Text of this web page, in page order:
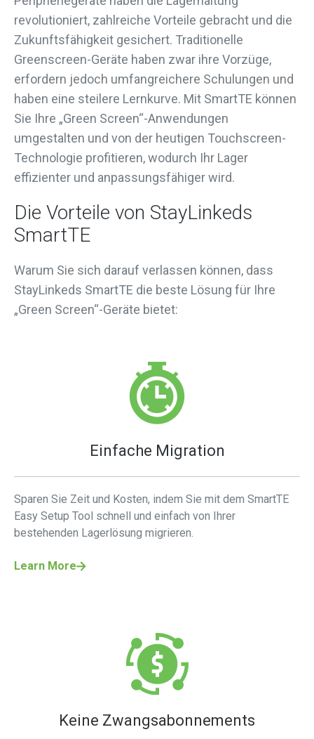
revolutioniert, zahlreiche Vorteile gebracht und die
Zukunftsfähigkeit gesichert. Traditionelle
Greenscreen-Geräte haben zwar ihre Vorzüge,
erfordern jedoch umfangreichere Schulungen und
haben eine steilere Lernkurve. Mit SmartTE können
Sie Ihre „Green Screen“-Anwendungen
umgestalten und von der heutigen Touchscreen-
Technologie profitieren, wodurch Ihr Lager
effizienter und anpassungsfähiger wird.
Die Vorteile von StayLinkeds
SmartTE
Warum Sie sich darauf verlassen können, dass
StayLinkeds SmartTE die beste Lösung für Ihre
„Green Screen“-Geräte bietet:
Einfache Migration
Sparen Sie Zeit und Kosten, indem Sie mit dem SmartTE
Easy Setup Tool schnell und einfach von Ihrer
bestehenden Lagerlösung migrieren.
Learn More
Keine Zwangsabonnements